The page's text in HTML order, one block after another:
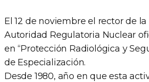
El 12 de noviembre el rector de
Autoridad Regulatoria Nuclear
en “Protección Radiológica y
de Especialización.
Desde 1980, año en que esta